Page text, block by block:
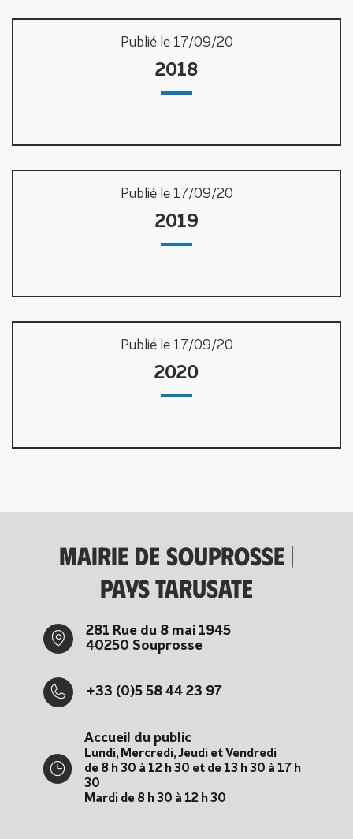
Publié le 17/09/20
2018
Publié le 17/09/20
2019
Publié le 17/09/20
2020
Mairie de Souprosse |
Pays tarusate
281 Rue du 8 mai 1945
40250 Souprosse
+33 (0)5 58 44 23 97
Accueil du public
Lundi, Mercredi, Jeudi et Vendredi
de 8 h 30 à 12 h 30 et de 13 h 30 à 17 h
30
Mardi de 8 h 30 à 12 h 30